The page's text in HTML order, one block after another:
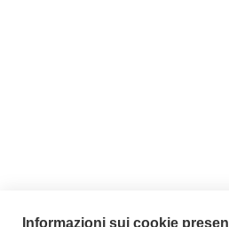
Informazioni sui cookie